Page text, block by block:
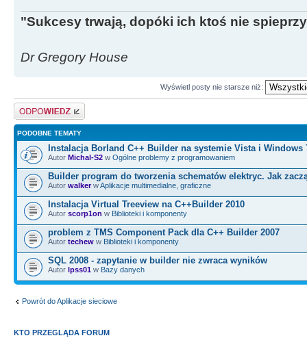
"Sukcesy trwają, dopóki ich ktoś nie
Dr Gregory House
Wyświetl posty nie starsze niż:
Odpowiedz
PODOBNE TEMATY
Instalacja Borland C++ Builder na systemie Vista i Windows
Autor Michal-S2 w Ogólne problemy z programowaniem
Builder program do tworzenia schematów elektryc. Jak
Autor walkerwAplikacje multimedialne, graficzne
Instalacja Virtual Treeview na C++Builder 2010
Autor scorp1on w Biblioteki i komponenty
problem z TMS Component Pack dla C++ Builder 2007
Autor techew w Biblioteki i komponenty
SQL 2008 - zapytanie w builder nie zwraca wyników
Autor lpss01 w Bazy danych
Powrót do Aplikacje sieciowe
KTO PRZEGLĄDA FORUM